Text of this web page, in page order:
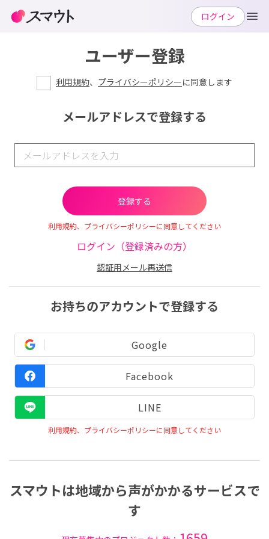
ユーザー登録
利用規約、 プライバシーポリシーに同意します
メールアドレスで登録する
利用規約、プライバシーポリシーに同意してください
ログイン（登録済みの方）
認証用メール再送信
お持ちのアカウントで登録する
Google
Facebook
LINE
利用規約、プライバシーポリシーに同意してください
スマウトは地域から声がかかるサービスで
す
ログイン